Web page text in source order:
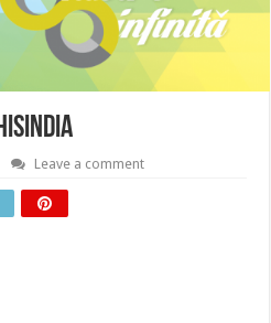
Leave a comment